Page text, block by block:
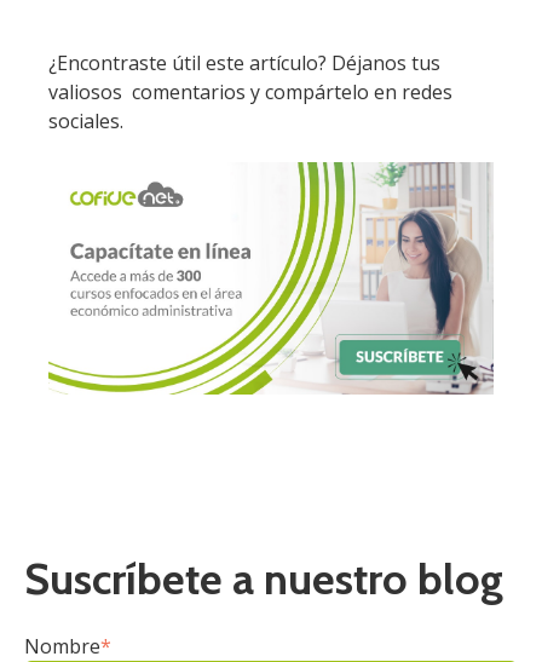
¿Encontraste útil este artículo? Déjanos tus
valiosos comentarios y compártelo en redes
sociales.
Suscríbete a nuestro blog
Nombre*